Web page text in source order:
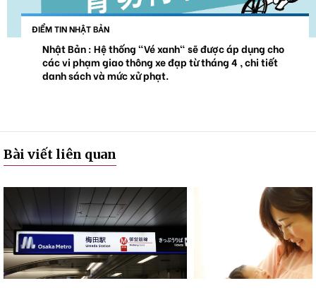
ĐIỂM TIN NHẬT BẢN
Nhật Bản : Hệ thống "Vé xanh" sẽ được áp dụng cho
các vi phạm giao thông xe đạp từ tháng 4 , chi tiết
danh sách và mức xử phạt.
Bài viết liên quan